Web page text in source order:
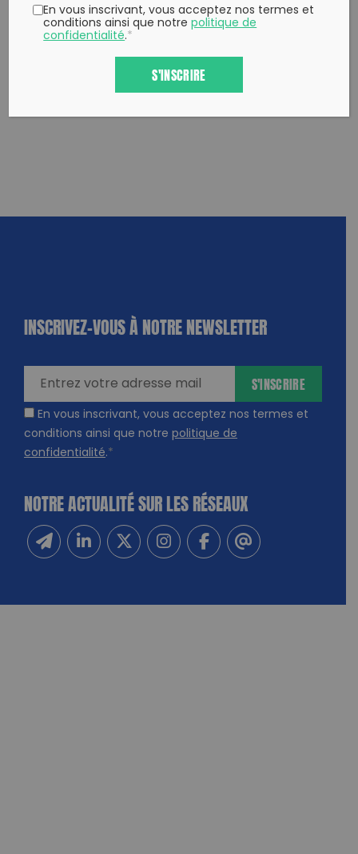
PARTAGER CET ARTICLE:
Partager sur Facebook
Copy to clipboard
INSCRIVEZ-VOUS À NOTRE NEWSLETTER
En vous inscrivant, vous acceptez nos termes et
conditions ainsi que notre politique de
confidentialité.*
S'INSCRIRE
NOTRE ACTUALITÉ SUR LES RÉSEAUX
En vous inscrivant, vous acceptez nos termes et
conditions ainsi que notrepolitique de
confidentialité.*
S'INSCRIRE